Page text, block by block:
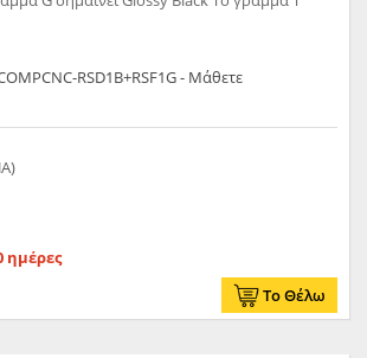
RSD1B+RSF1G - Μάθετε
ημέρες
Το Θέλω